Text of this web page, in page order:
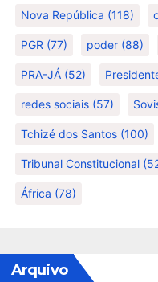
Nova República (118)
PGR (77) poder (88)
PRA-JÁ (52)
redes sociais (57)
Tchizé dos Santos (100)
Tribunal Constitucional
África (78)
Arquivo